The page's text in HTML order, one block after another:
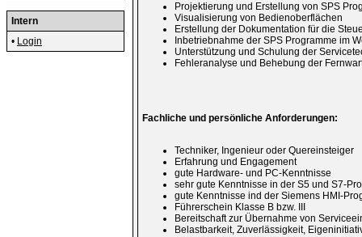
Intern
• Login
Projektierung und Erstellung von SPS
Visualisierung von Bedienoberflächen
Erstellung der Dokumentation für die
Inbetriebnahme der SPS Programme im
Unterstützung und Schulung der
Fehleranalyse und Behebung der
Fachliche und persönliche Anforderungen:
Techniker, Ingenieur oder Quereinsteiger
Erfahrung und Engagement
gute Hardware- und PC-Kenntnisse
sehr gute Kenntnisse in der S5 und S7-
gute Kenntnisse ind der Siemens HMI-
Führerschein Klasse B bzw. III
Bereitschaft zur Übernahme von
Belastbarkeit, Zuverlässigkeit,